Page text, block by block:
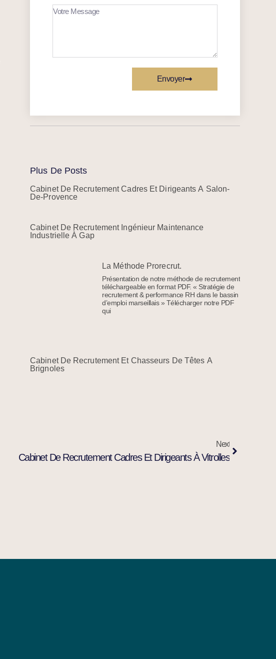
Envoyer
Plus De Posts
Cabinet De Recrutement Cadres Et Dirigeants À Salon-
De-Provence
Cabinet De Recrutement Ingénieur Maintenance
Industrielle À Gap
La Méthode Prorecrut.
Présentation de notre méthode de recrutement
téléchargeable en format PDF. « Stratégie de
recrutement & performance RH dans le bassin
d’emploi marseillais » Télécharger notre PDF
qui
Cabinet De Recrutement Et Chasseurs De Têtes À
Brignoles
Next
Cabinet De Recrutement Cadres Et Dirigeants À Vitrolles